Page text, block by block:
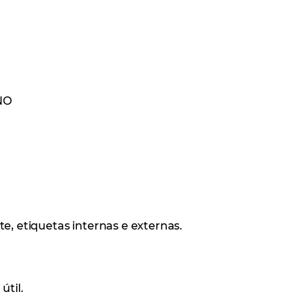
etiquetas internas e externas.
útil.